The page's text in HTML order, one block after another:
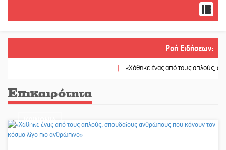
Ροή Ειδήσεων:
«Χάθηκε ένας από τους απλούς,
Επικαιρότητα
ΚΟΙΝΩΝΙΑ